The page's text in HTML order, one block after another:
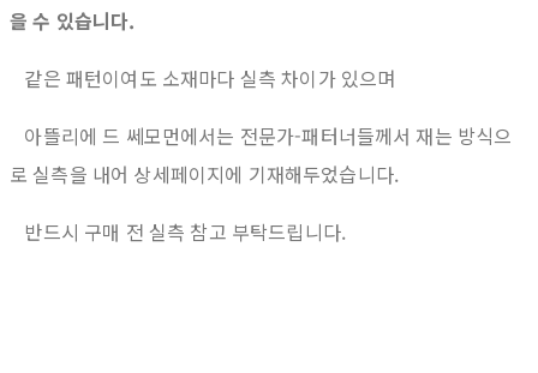
을 수 있습니다.
같은 패턴이여도 소재마다 실측 차이가 있으며
아뜰리에 드 쎄모먼에서는 전문가-패터너들께서 재는 방식으
로 실측을 내어 상세페이지에 기재해두었습니다.
반드시 구매 전 실측 참고 부탁드립니다.